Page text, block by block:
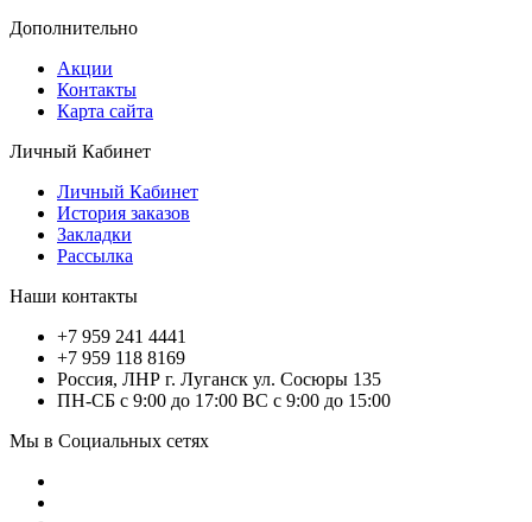
Дополнительно
Акции
Контакты
Карта сайта
Личный Кабинет
Личный Кабинет
История заказов
Закладки
Рассылка
Наши контакты
+7 959 241 4441
+7 959 118 8169
Россия, ЛНР г. Луганск ул. Сосюры 135
ПН-СБ с 9:00 до 17:00 ВС с 9:00 до 15:00
Мы в Социальных сетях